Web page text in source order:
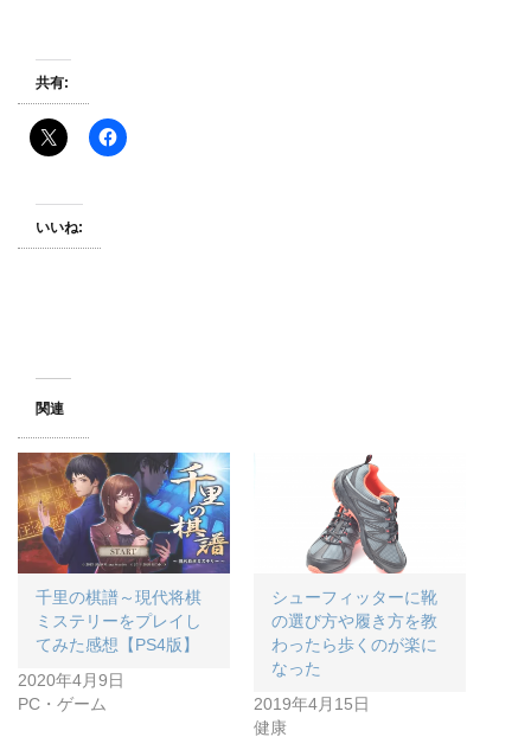
共有:
いいね:
関連
千里の棋譜～現代将棋
ミステリーをプレイし
てみた感想【PS4版】
2020年4月9日
PC・ゲーム
シューフィッターに靴
の選び方や履き方を教
わったら歩くのが楽に
なった
2019年4月15日
健康